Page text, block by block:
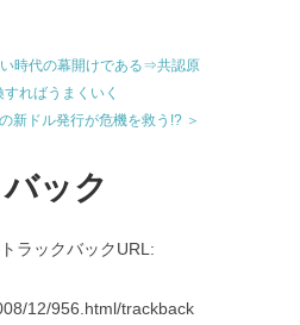
時代の幕開けである⇒共認原
ればうまくいく
新ドル発行が危機を救う!? ＞
バック
ラックバックURL:
12/956.html/trackback